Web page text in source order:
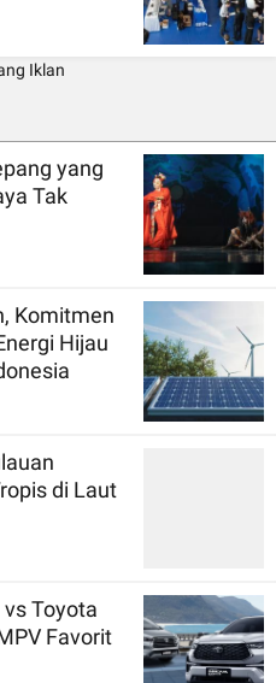
yang
Tak
Komitmen
Hijau
di Laut
Toyota
Favorit